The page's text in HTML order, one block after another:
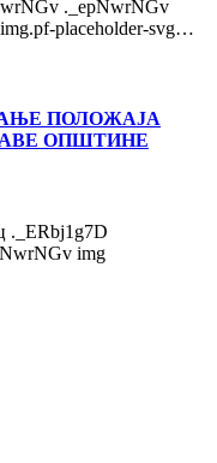
._epNwrNGv
placeholder-svg…
ПОЛОЖАЈА
ОПШТИНЕ
._ERbj1g7D
img